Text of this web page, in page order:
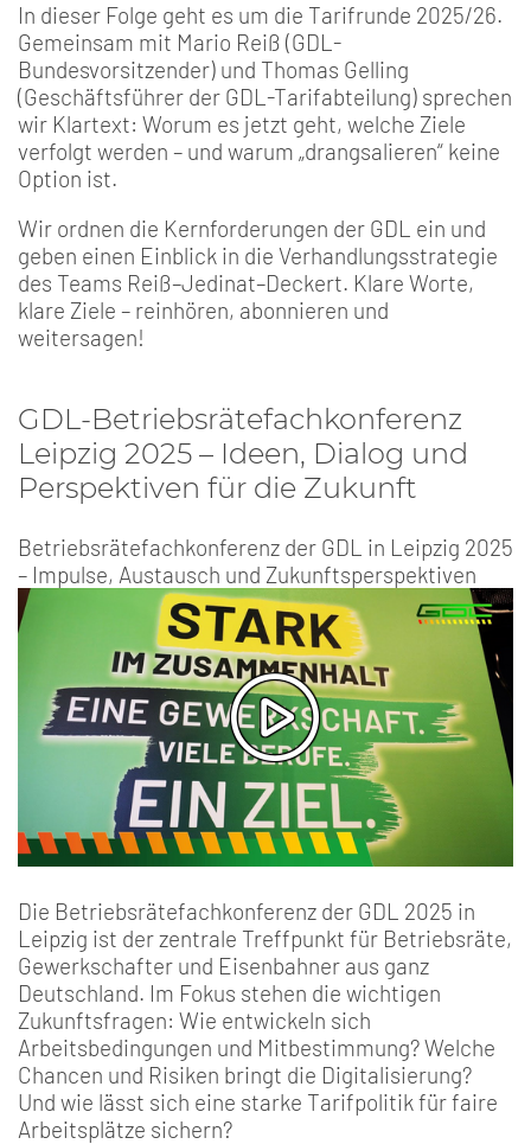
In dieser Folge geht es um die Tarifrunde 2025/26.
Gemeinsam mit Mario Reiß (GDL-
Bundesvorsitzender) und Thomas Gelling
(Geschäftsführer der GDL-Tarifabteilung) sprechen
wir Klartext: Worum es jetzt geht, welche Ziele
verfolgt werden – und warum „drangsalieren“ keine
Option ist.
Wir ordnen die Kernforderungen der GDL ein und
geben einen Einblick in die Verhandlungsstrategie
des Teams Reiß–Jedinat–Deckert. Klare Worte,
klare Ziele – reinhören, abonnieren und
weitersagen!
GDL-Betriebsrätefachkonferenz
Leipzig 2025 – Ideen, Dialog und
Perspektiven für die Zukunft
Betriebsrätefachkonferenz der GDL in Leipzig 2025
– Impulse, Austausch und Zukunftsperspektiven
Die Betriebsrätefachkonferenz der GDL 2025 in
Leipzig ist der zentrale Treffpunkt für Betriebsräte,
Gewerkschafter und Eisenbahner aus ganz
Deutschland. Im Fokus stehen die wichtigen
Zukunftsfragen: Wie entwickeln sich
Arbeitsbedingungen und Mitbestimmung? Welche
Chancen und Risiken bringt die Digitalisierung?
Und wie lässt sich eine starke Tarifpolitik für faire
Arbeitsplätze sichern?